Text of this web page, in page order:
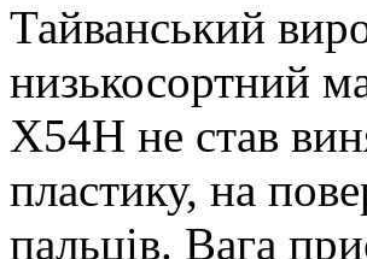
Тайванський
низькосортний
X54H не став
пластику, на
пальців. Вага